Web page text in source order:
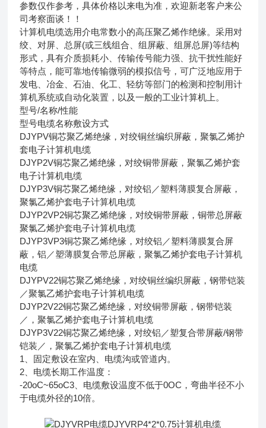
参数仅作参考，具体价格以来电为准，欢迎新老客户来公
司考察面谈！！
计算机电缆选用介电常数小的高压聚乙烯作绝缘。采用对
绞、对屏、总屏(或三线组合、组屏蔽、组屏总屏)等结构
形式，具有介质损耗小、传输传号能力强、抗干扰性能好
等特点，能可靠地传输微弱的模拟信号，可广泛地应用于
发电、冶金、石油、化工、轻纺等部门的检测和控制用计
算机系统或自动化装置，以及一般的工业计算机上。
型号/名称/性能
型号电缆名称敷设方式
DJYPV铜芯聚乙烯绝缘，对绞铜丝编织屏蔽，聚氯乙烯护
套电子计算机电缆
DJYP2V铜芯聚乙烯绝缘，对绞铜带屏蔽，聚氯乙烯护套
电子计算机电缆
DJYP3V铜芯聚乙烯绝缘，对绞铝／塑料薄膜复合屏蔽，
聚氯乙烯护套电子计算机电缆
DJYP2VP2铜芯聚乙烯绝缘，对绞铜带屏蔽，铜带总屏蔽
聚氯乙烯护套电子计算机电缆
DJYP3VP3铜芯聚乙烯绝缘，对绞铝／塑料薄膜复合屏
蔽，铝／塑薄膜复合带总屏蔽，聚氯乙烯护套电子计算机
电缆
DJYPV22铜芯聚乙烯绝缘，对绞铜丝编织屏蔽，钢带铠装
／聚氯乙烯护套电子计算机电缆
DJYP2V22铜芯聚乙烯绝缘，对绞铜带屏蔽，钢带铠装
／，聚氯乙烯护套电子计算机电缆
DJYP3V22铜芯聚乙烯绝缘，对绞铝／塑复合带屏蔽/钢带
铠装／，聚氯乙烯护套电子计算机电缆
1、固定敷设在室内、电缆沟或管道内。
2、电缆长期工作温度：
-20oC~65oC3、电缆敷设温度不低于0OC，弯曲半径不小
于电缆外径的10倍。